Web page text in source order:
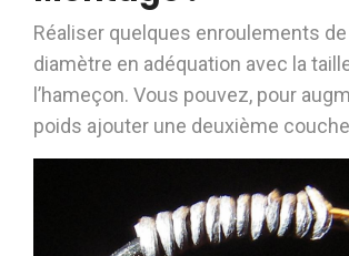
Réaliser quelques enroulements de
diamètre en adéquation avec la
l’hameçon. Vous pouvez, pour
poids ajouter une deuxième